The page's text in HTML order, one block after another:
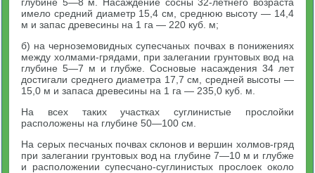
имело средний диаметр 15,4 см, среднюю высоту — 14,4
м и запас древесины на 1 га — 220 куб. м;
б) на черноземовидных супесчаных почвах в понижениях
между холмами-грядами, при залегании грунтовых вод на
глубине 5—7 м и глубже. Сосновые насаждения 34 лет
достигали среднего диаметра 17,7 см, средней высоты —
15,0 м и запаса древесины на 1 га — 235,0 куб. м.
На всех таких участках суглинистые прослойки
расположены на глубине 50—100 см.
На серых песчаных почвах склонов и вершин холмов-гряд
при залегании грунтовых вод на глубине 7—10 м и глубже
и расположении супесчано-суглинистых прослоек около